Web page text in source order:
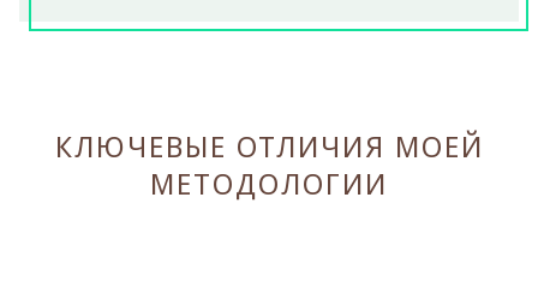
КЛЮЧЕВЫЕ ОТЛИЧИЯ МОЕЙ
МЕТОДОЛОГИИ